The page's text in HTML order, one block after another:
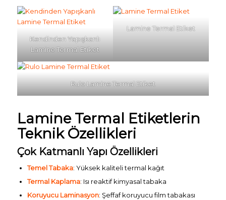
Kendinden Yapışkanlı
Lamine Termal Etiket
Lamine Termal Etiket
Rulo Lamine Termal Etiket
Lamine Termal Etiketlerin
Teknik Özellikleri
Çok Katmanlı Yapı Özellikleri
Temel Tabaka: Yüksek kaliteli termal kağıt
Termal Kaplama: Isı reaktif kimyasal tabaka
Koruyucu Laminasyon: Şeffaf koruyucu film tabakası